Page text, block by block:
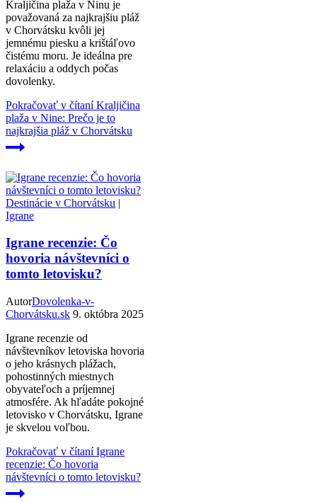
Kraljičina plaža v Ninu je
považovaná za najkrajšiu pláž
v Chorvátsku kvôli jej
jemnému piesku a krištáľovo
čistému moru. Je ideálna pre
relaxáciu a oddych počas
dovolenky.
Pokračovať v čítaníKraljičina
plaža v Nine: Prečo je to
najkrajšia pláž v Chorvátsku
Destinácie v Chorvátsku |
Igrane
Igrane recenzie: Čo
hovoria návštevníci o
tomto letovisku?
AutorDovolenka-v-
Chorvátsku.sk 9. októbra 2025
Igrane recenzie od
návštevníkov letoviska hovoria
o jeho krásnych plážach,
pohostinných miestnych
obyvateľoch a príjemnej
atmosfére. Ak hľadáte pokojné
letovisko v Chorvátsku, Igrane
je skvelou voľbou.
Pokračovať v čítaníIgrane
recenzie: Čo hovoria
návštevníci o tomto letovisku?